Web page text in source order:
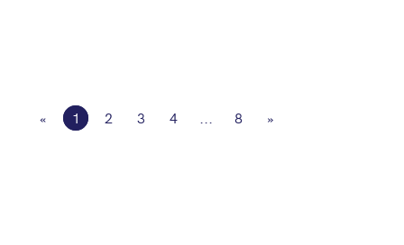
« 1 2 3 4 8 »